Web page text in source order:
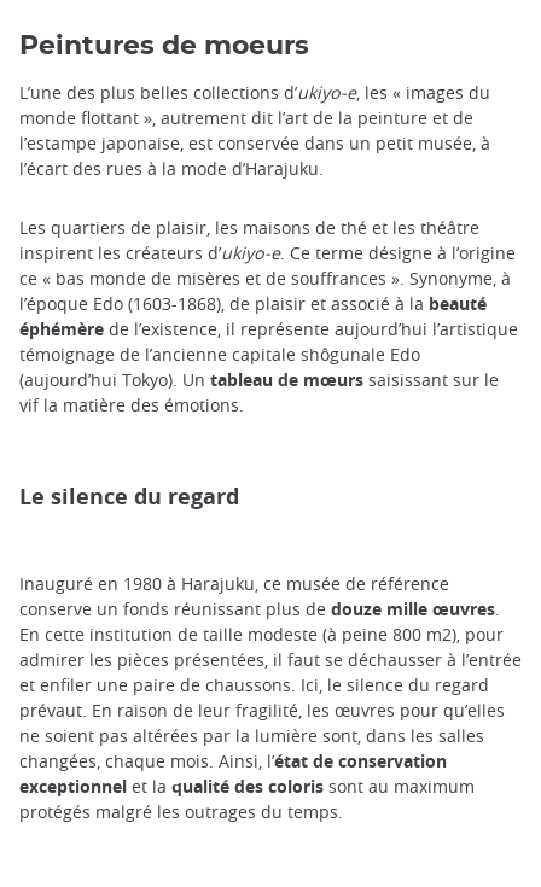
Peintures de moeurs
L’une des plus belles collections d’ukiyo-e, les « images du
monde flottant », autrement dit l’art de la peinture et de
l’estampe japonaise, est conservée dans un petit musée, à
l’écart des rues à la mode d’Harajuku.
Les quartiers de plaisir, les maisons de thé et les théâtre
inspirent les créateurs d’ukiyo-e. Ce terme désigne à l’origine
ce « bas monde de misères et de souffrances ». Synonyme, à
l’époque Edo (1603-1868), de plaisir et associé à la beauté
éphémère de l’existence, il représente aujourd’hui l’artistique
témoignage de l’ancienne capitale shôgunale Edo
(aujourd’hui Tokyo). Un tableau de mœurs saisissant sur le
vif la matière des émotions.
Le silence du regard
Inauguré en 1980 à Harajuku, ce musée de référence
conserve un fonds réunissant plus de douze mille œuvres.
En cette institution de taille modeste (à peine 800 m2), pour
admirer les pièces présentées, il faut se déchausser à l’entrée
et enfiler une paire de chaussons. Ici, le silence du regard
prévaut. En raison de leur fragilité, les œuvres pour qu’elles
ne soient pas altérées par la lumière sont, dans les salles
changées, chaque mois. Ainsi, l’état de conservation
exceptionnel et la qualité des coloris sont au maximum
protégés malgré les outrages du temps.